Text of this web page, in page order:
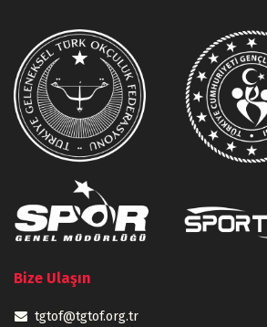
Bize Ulaşın
tgtof@tgtof.org.tr